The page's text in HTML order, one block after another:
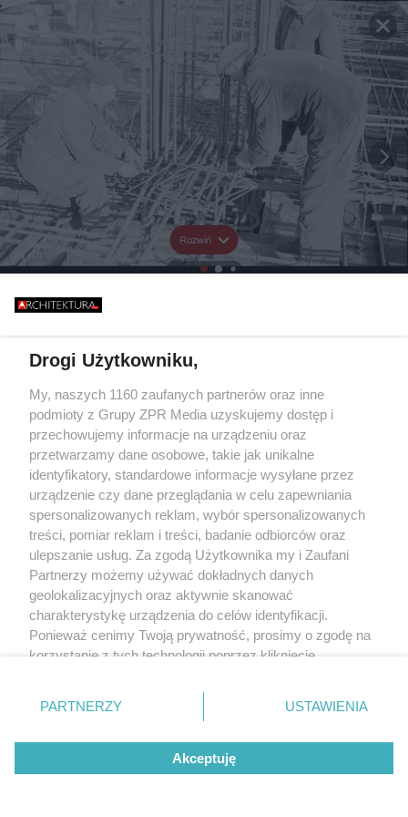
Rozwiń
Drogi Użytkowniku,
My, naszych 1160 zaufanych partnerów oraz inne
podmioty z Grupy ZPR Media uzyskujemy dostęp i
przechowujemy informacje na urządzeniu oraz
przetwarzamy dane osobowe, takie jak unikalne
identyfikatory, standardowe informacje wysyłane przez
urządzenie czy dane przeglądania w celu zapewniania
spersonalizowanych reklam, wybór spersonalizowanych
treści, pomiar reklam i treści, badanie odbiorców oraz
ulepszanie usług. Za zgodą Użytkownika my i Zaufani
Partnerzy możemy używać dokładnych danych
geolokalizacyjnych oraz aktywnie skanować
charakterystykę urządzenia do celów identyfikacji.
Ponieważ cenimy Twoją prywatność, prosimy o zgodę na
korzystanie z tych technologii poprzez kliknięcie
zmienić/wycofać klikając przycisk ustawień prywatności
znajdujący się w lewym dolnym rogu strony
rodzaje przetwarzania danych nie wymagają zgody
użytkownika, ale masz prawo sprzeciwić się takiemu
przetwarzaniu. Preferencje będą miały zastosowanie tylko
PARTNERZY USTAWIENIA
Akceptuję